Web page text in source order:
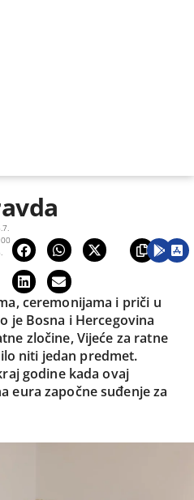
ceremonijama i priči u
je Bosna i Hercegovina
zločine, Vijeće za ratne
niti jedan predmet.
godine kada ovaj
eura započne suđenje za